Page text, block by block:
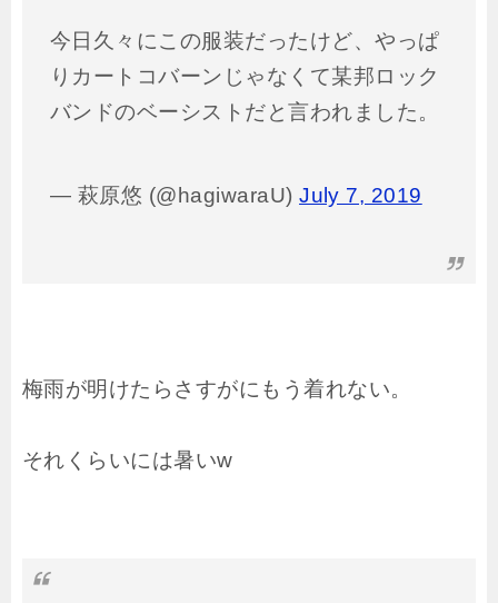
今日久々にこの服装だったけど、やっぱ
りカートコバーンじゃなくて某邦ロック
バンドのベーシストだと言われました。
— 萩原悠 (@hagiwaraU)July 7, 2019
梅雨が明けたらさすがにもう着れない。
それくらいには暑いw